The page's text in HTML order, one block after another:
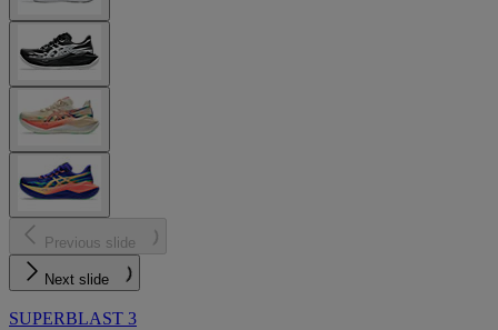
Previous slide
Next slide
SUPERBLAST 3